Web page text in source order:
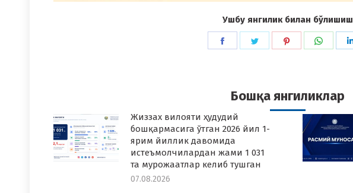
Ушбу янгилик билан бўлишиш
Share
Share
Share
Share
Бошқа янгиликлар
Жиззах вилояти ҳудудий
бошқармасига ўтган 2026 йил 1-
ярим йиллик давомида
истеъмолчилардан жами 1 031
та мурожаатлар келиб тушган
07.08.2026